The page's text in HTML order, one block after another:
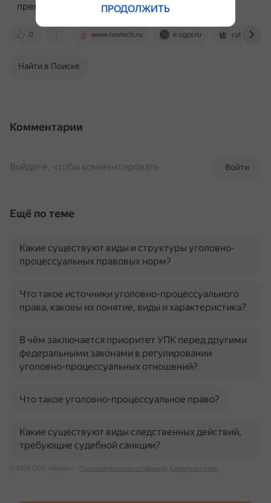
превышающие его.
0 www.lawtech.ru e.ugpr.ru
Найти в Поиске
Комментарии
Войти
Войдите, чтобы комментировать
Ещё по теме
Какие существуют виды и структуры уголовно-
процессуальных правовых норм?
Что такое источники уголовно-процессуального
права, каковы их понятие, виды и характеристика?
В чём заключается приоритет УПК перед другими
федеральными законами в регулировании
уголовно-процессуальных отношений?
Что такое уголовно-процессуальное право?
Какие существуют виды следственных действий,
требующие судебной санкции?
© 2026 ООО «Яндекс» Пользовательское соглашение Связаться с нами
ПРОДОЛЖИТЬ